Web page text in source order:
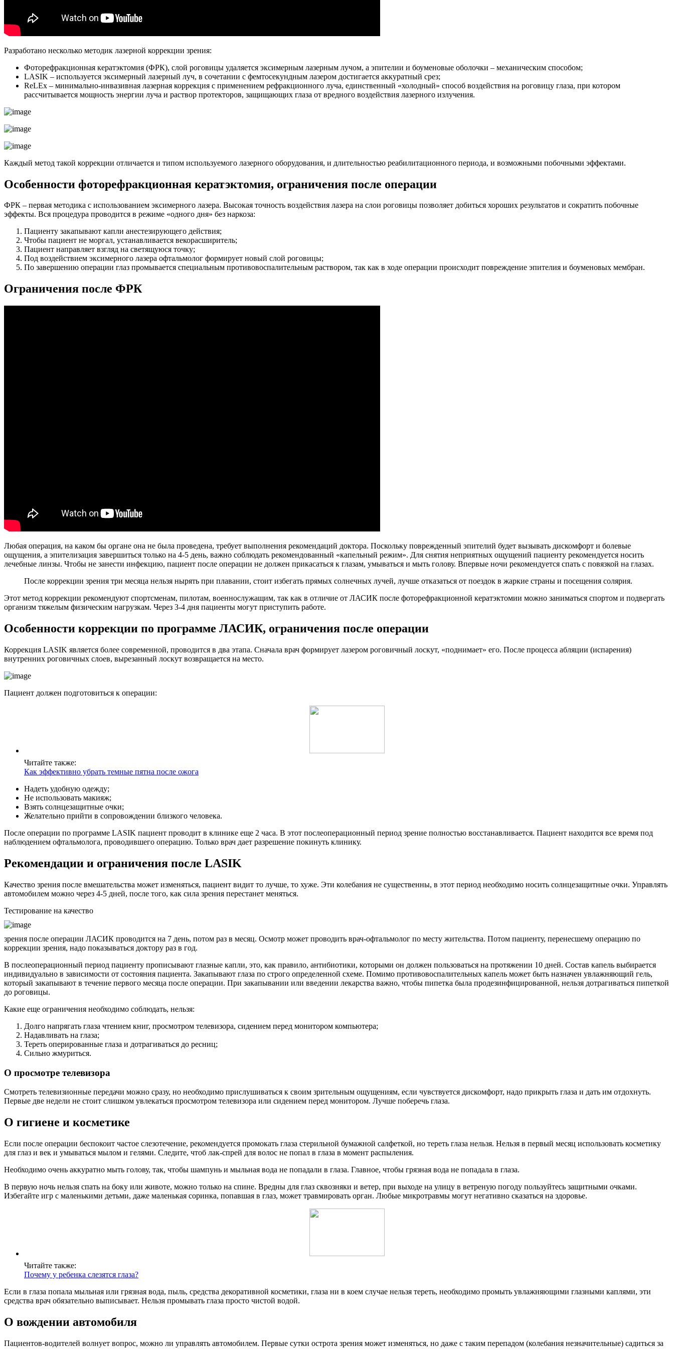
Разработано несколько методик лазерной коррекции зрения:
Фоторефракционная кератэктомия (ФРК), слой роговицы удаляется эксимерным лазерным лучом, а эпителии и боуменовые оболочки – механическим способом;
LASIK – используется эксимерный лазерный луч, в сочетании с фемтосекундным лазером достигается аккуратный срез;
ReLEx – минимально-инвазивная лазерная коррекция с применением рефракционного луча, единственный «холодный» способ воздействия на роговицу глаза, при котором
рассчитывается мощность энергии луча и раствор протекторов, защищающих глаза от вредного воздействия лазерного излучения.
Каждый метод такой коррекции отличается и типом используемого лазерного оборудования, и длительностью реабилитационного периода, и возможными побочными эффектами.
Особенности фоторефракционная кератэктомия, ограничения после операции
ФРК – первая методика с использованием эксимерного лазера. Высокая точность воздействия лазера на слои роговицы позволяет добиться хороших результатов и сократить побочные
эффекты. Вся процедура проводится в режиме «одного дня» без наркоза:
Пациенту закапывают капли анестезирующего действия;
Чтобы пациент не моргал, устанавливается векорасширитель;
Пациент направляет взгляд на светящуюся точку;
Под воздействием эксимерного лазера офтальмолог формирует новый слой роговицы;
По завершению операции глаз промывается специальным противовоспалительным раствором, так как в ходе операции происходит повреждение эпителия и боуменовых мембран.
Ограничения после ФРК
Любая операция, на каком бы органе она не была проведена, требует выполнения рекомендаций доктора. Поскольку поврежденный эпителий будет вызывать дискомфорт и болевые
ощущения, а эпителизация завершиться только на 4-5 день, важно соблюдать рекомендованный «капельный режим». Для снятия неприятных ощущений пациенту рекомендуется носить
лечебные линзы. Чтобы не занести инфекцию, пациент после операции не должен прикасаться к глазам, умываться и мыть голову. Впервые ночи рекомендуется спать с повязкой на глазах.
После коррекции зрения три месяца нельзя нырять при плавании, стоит избегать прямых солнечных лучей, лучше отказаться от поездок в жаркие страны и посещения солярия.
Этот метод коррекции рекомендуют спортсменам, пилотам, военнослужащим, так как в отличие от ЛАСИК после фоторефракционной кератэктомии можно заниматься спортом и подвергать
организм тяжелым физическим нагрузкам. Через 3-4 дня пациенты могут приступить работе.
Особенности коррекции по программе ЛАСИК, ограничения после операции
Коррекция LASIK является более современной, проводится в два этапа. Сначала врач формирует лазером роговичный лоскут, «поднимает» его. После процесса абляции (испарения)
внутренних роговичных слоев, вырезанный лоскут возвращается на место.
Пациент должен подготовиться к операции:
Читайте также:
Как эффективно убрать темные пятна после ожога
Надеть удобную одежду;
Не использовать макияж;
Взять солнцезащитные очки;
Желательно прийти в сопровождении близкого человека.
После операции по программе LASIK пациент проводит в клинике еще 2 часа. В этот послеоперационный период зрение полностью восстанавливается. Пациент находится все время под
наблюдением офтальмолога, проводившего операцию. Только врач дает разрешение покинуть клинику.
Рекомендации и ограничения после LASIK
Качество зрения после вмешательства может изменяться, пациент видит то лучше, то хуже. Эти колебания не существенны, в этот период необходимо носить солнцезащитные очки. Управлять
автомобилем можно через 4-5 дней, после того, как сила зрения перестанет меняться.
Тестирование на качество
зрения после операции ЛАСИК проводится на 7 день, потом раз в месяц. Осмотр может проводить врач-офтальмолог по месту жительства. Потом пациенту, перенесшему операцию по
коррекции зрения, надо показываться доктору раз в год.
В послеоперационный период пациенту прописывают глазные капли, это, как правило, антибиотики, которыми он должен пользоваться на протяжении 10 дней. Состав капель выбирается
индивидуально в зависимости от состояния пациента. Закапывают глаза по строго определенной схеме. Помимо противовоспалительных капель может быть назначен увлажняющий гель,
который закапывают в течение первого месяца после операции. При закапывании или введении лекарства важно, чтобы пипетка была продезинфицированной, нельзя дотрагиваться пипеткой
до роговицы.
Какие еще ограничения необходимо соблюдать, нельзя:
Долго напрягать глаза чтением книг, просмотром телевизора, сидением перед монитором компьютера;
Надавливать на глаза;
Тереть оперированные глаза и дотрагиваться до ресниц;
Сильно жмуриться.
О просмотре телевизора
Смотреть телевизионные передачи можно сразу, но необходимо прислушиваться к своим зрительным ощущениям, если чувствуется дискомфорт, надо прикрыть глаза и дать им отдохнуть.
Первые две недели не стоит слишком увлекаться просмотром телевизора или сидением перед монитором. Лучше поберечь глаза.
О гигиене и косметике
Если после операции беспокоит частое слезотечение, рекомендуется промокать глаза стерильной бумажной салфеткой, но тереть глаза нельзя. Нельзя в первый месяц использовать косметику
для глаз и век и умываться мылом и гелями. Следите, чтоб лак-спрей для волос не попал в глаза в момент распыления.
Необходимо очень аккуратно мыть голову, так, чтобы шампунь и мыльная вода не попадали в глаза. Главное, чтобы грязная вода не попадала в глаза.
В первую ночь нельзя спать на боку или животе, можно только на спине. Вредны для глаз сквозняки и ветер, при выходе на улицу в ветреную погоду пользуйтесь защитными очками.
Избегайте игр с маленькими детьми, даже маленькая соринка, попавшая в глаз, может травмировать орган. Любые микротравмы могут негативно сказаться на здоровье.
Читайте также:
Почему у ребенка слезятся глаза?
Если в глаза попала мыльная или грязная вода, пыль, средства декоративной косметики, глаза ни в коем случае нельзя тереть, необходимо промыть увлажняющими глазными каплями, эти
средства врач обязательно выписывает. Нельзя промывать глаза просто чистой водой.
О вождении автомобиля
Пациентов-водителей волнует вопрос, можно ли управлять автомобилем. Первые сутки острота зрения может изменяться, но даже с таким перепадом (колебания незначительные) садиться за